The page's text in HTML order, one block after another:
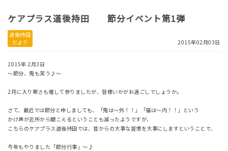
一日体験
空き状況
リクルート
お問い合わせ
ケアプラス道後持田 節分イベント第1弾
道後持田
だより
2015年02月03日
2015年 2月3日
～節分、鬼も笑う♪～
2月に入り寒さも増して参りましたが、皆様いかがお過ごしでしょうか。
さて、最近では節分と申しましても、「鬼は～外！！」「福は～内！！」という
かけ声が近所から聞こえるということも減ったようですが、
こちらのケアプラス道後持田では、昔からの大事な習慣を大事にしますということで、
今年もやりました「節分行事」～♪